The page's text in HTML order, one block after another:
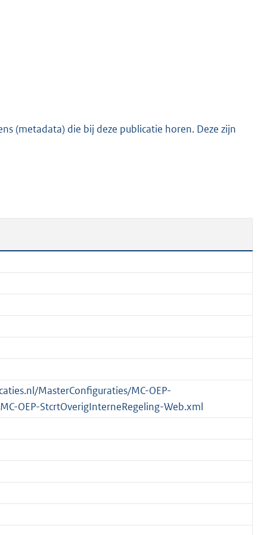
K
(metadata) die bij deze publicatie horen. Deze zijn
MasterConfiguraties/MC-OEP-
OEP-StcrtOverigInterneRegeling-Web.xml